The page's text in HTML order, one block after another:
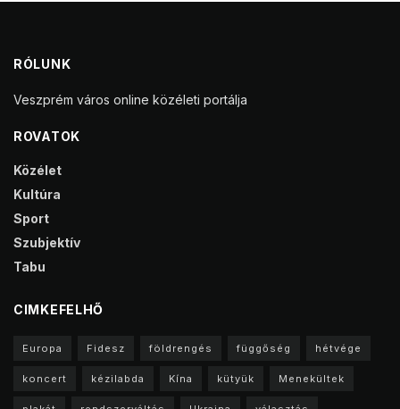
RÓLUNK
Veszprém város online közéleti portálja
ROVATOK
Közélet
Kultúra
Sport
Szubjektív
Tabu
CIMKEFELHŐ
Europa Fidesz földrengés függőség hétvége
koncert kézilabda Kína kütyük Menekültek